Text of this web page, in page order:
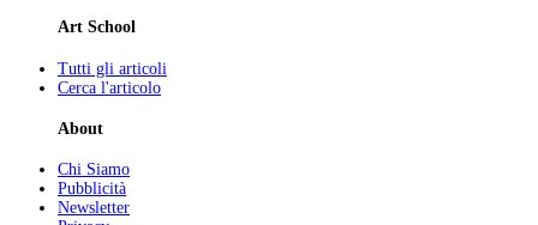
Art School
Tutti gli articoli
Cerca l'articolo
About
Chi Siamo
Pubblicità
Newsletter